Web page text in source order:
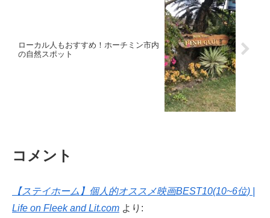
ローカル人もおすすめ！ホーチミン市内
の自然スポット
コメント
【ステイホーム】個人的オススメ映画BEST10(10~6位) |
Life on Fleek and Lit.com より: